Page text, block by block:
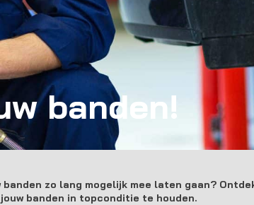
banden!
zo lang mogelijk mee laten gaan?
banden in topconditie te houden.